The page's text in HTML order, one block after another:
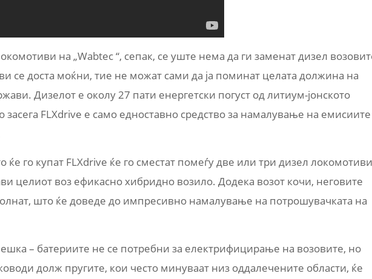
на „Wabtec “, сепак, се уште нема да ги заменат дизел
се доста моќни, тие не можат сами да ја поминат целата должина на
Дизелот е околу 27 пати енергетски погуст од литиум-јонското
засега FLXdrive е само едноставно средство за намалување на емисиите
го купат FLXdrive ќе го сместат помеѓу две или три дизел
целиот воз ефикасно хибридно возило. Додека возот кочи, неговите
што ќе доведе до импресивно намалување на потрошувачката на
– батериите не се потребни за електрифицирање на возовите, но
долж пругите, кои често минуваат низ оддалечените области, ќе